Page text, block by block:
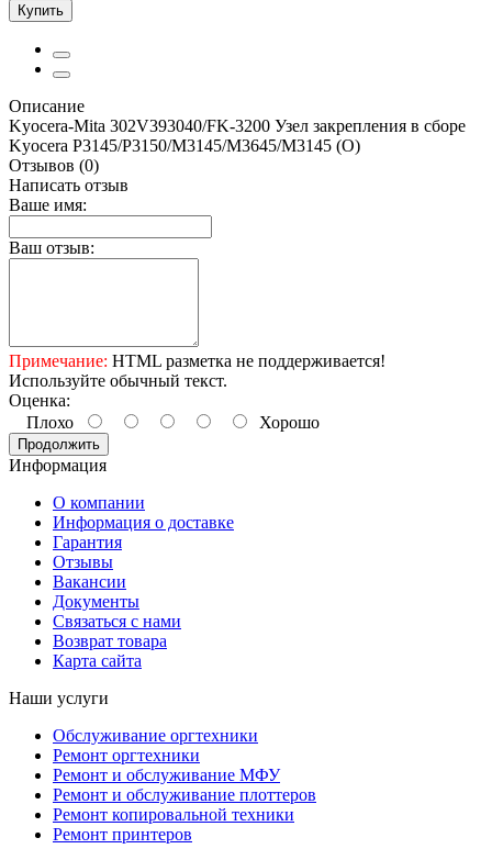
Купить
Описание
Kyocera-Mita 302V393040/FK-3200 Узел закрепления в сборе
Kyocera P3145/P3150/M3145/M3645/M3145 (О)
Отзывов (0)
Написать отзыв
Ваше имя:
Ваш отзыв:
Примечание: HTML разметка не поддерживается!
Используйте обычный текст.
Оценка:
Плохо
Хорошо
Продолжить
Информация
О компании
Информация о доставке
Гарантия
Отзывы
Вакансии
Документы
Связаться с нами
Возврат товара
Карта сайта
Наши услуги
Обслуживание оргтехники
Ремонт оргтехники
Ремонт и обслуживание МФУ
Ремонт и обслуживание плоттеров
Ремонт копировальной техники
Ремонт принтеров